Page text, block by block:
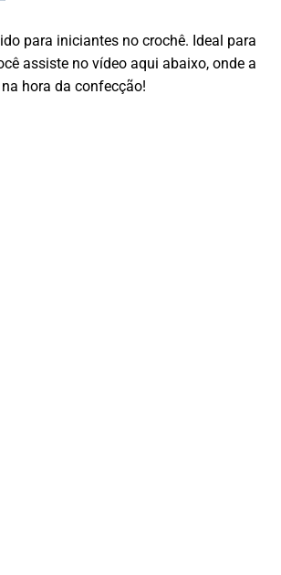
para iniciantes no crochê. Ideal para
assiste no vídeo aqui abaixo, onde a
hora da confecção!